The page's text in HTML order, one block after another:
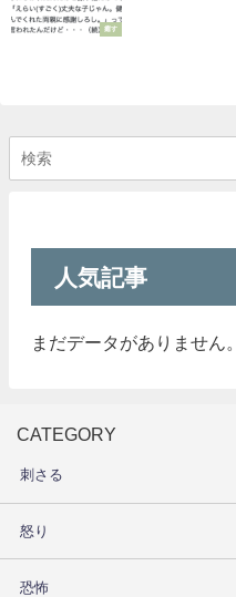
癒す
人気記事
まだデータがありません。
CATEGORY
刺さる
怒り
恐怖